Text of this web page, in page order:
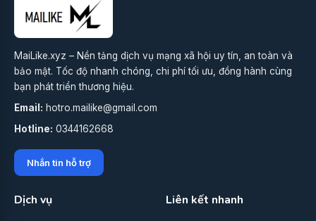
MaiLike.xyz – Nền tảng dịch vụ mạng xã hội uy tín, an toàn và
bảo mật. Tốc độ nhanh chóng, chi phí tối ưu, đồng hành cùng
bạn phát triển thương hiệu.
Email: hotro.mailike@gmail.com
Hotline: 0344162668
Nhắn tin hỗ trợ
Dịch vụ Liên kết nhanh